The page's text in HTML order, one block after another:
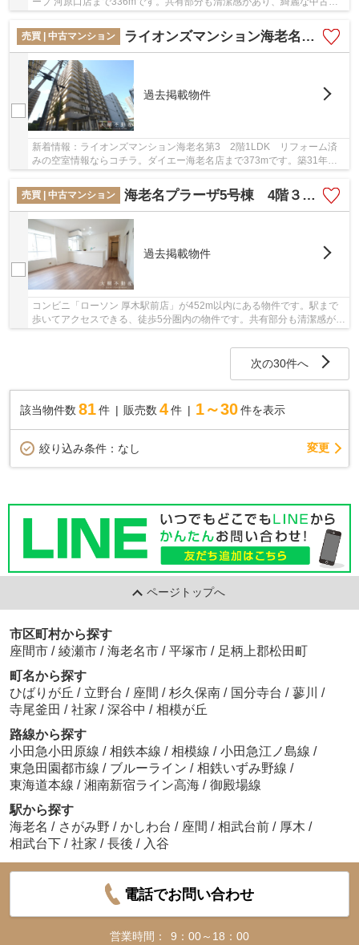
売買 | 中古マンション
ライオンズマンション海老名第3 2階1LDK リフォーム済み
過去掲載物件
新着情報：ライオンズマンション海老名第3 2階1LDK リフォーム済
みの空室情報ならコチラ。ダイエー海老名店まで373mです。築31年の
売買 | 中古マンション
海老名プラーザ5号棟 4階３LDK リフォーム済み
過去掲載物件
コンビニ「ローソン 厚木駅前店」が452m以内にある物件です。駅まで
歩いてアクセスできる、徒歩5分圏内の物件です。共有部分も清潔感があ
り、綺麗な中古マンションです。これから不動...
次の30件へ
該当物件数 81件 販売数 4 件 1～30 件を表示
絞り込み条件： なし 変更
ページトップへ
市区町村から探す
座間市 / 綾瀬市 / 海老名市 / 平塚市 / 足柄上郡松田町
町名から探す
ひばりが丘 / 立野台 / 座間 / 杉久保南 / 国分寺台 / 蓼川 /
寺尾釜田 / 社家 / 深谷中 / 相模が丘
路線から探す
小田急小田原線 / 相鉄本線 / 相模線 / 小田急江ノ島線 /
東急田園都市線 / ブルーライン / 相鉄いずみ野線 /
東海道本線 / 湘南新宿ライン高海 / 御殿場線
駅から探す
海老名 / さがみ野 / かしわ台 / 座間 / 相武台前 / 厚木 /
相武台下 / 社家 / 長後 / 入谷
電話でお問い合わせ
営業時間： 9：00～18：00